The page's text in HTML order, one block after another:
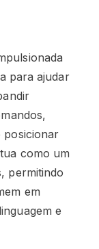
para ajudar
posicionar
como um
permitindo
em
e